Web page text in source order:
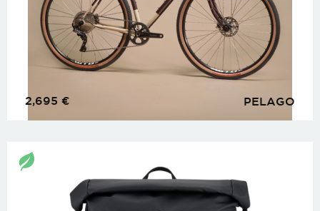
PELAGO
2,695 €